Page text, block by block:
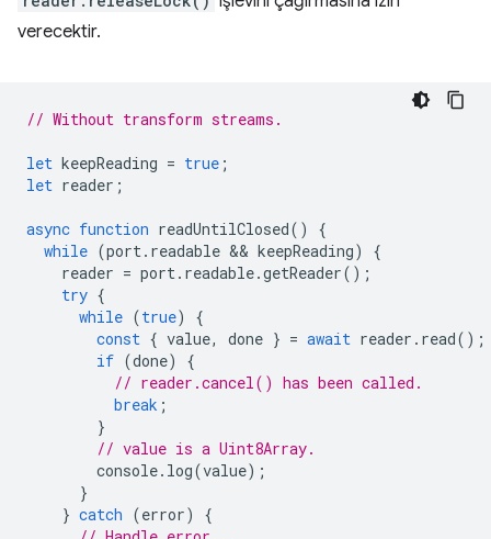
verecektir.
// Without transform streams.
let keepReading = true ;
let reader ;
async function readUntilClosed()
{
while (port. readable && keepReading)
{
reader = port. readable.getReader();
try {
while (true)
{
const { value, done } = await reader . read();
if (done)
{
// reader.cancel() has been called.
break ;
}
// value is a Uint8Array.
console. log(value);
}
} catch (error)
{